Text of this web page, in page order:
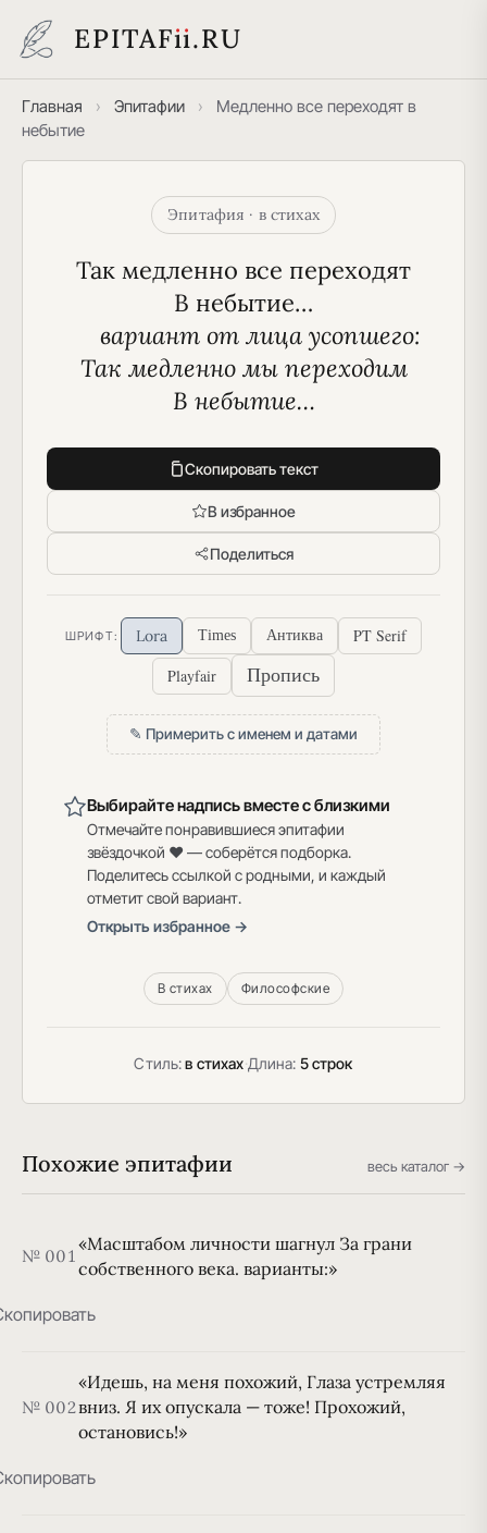
EPITAFii.RU
Главная › Эпитафии ›
Медленно все переходят в
небытие
Эпитафия · в стихах
Так медленно все переходят
В небытие…
вариант от лица усопшего:
Так медленно мы переходим
В небытие…
Скопировать текст
В избранное
Поделиться
ШРИФТ: Lora Times Антиква
PT Serif
Playfair
Пропись
✎ Примерить с именем и датами
Выбирайте надпись вместе с близкими
Отмечайте понравившиеся эпитафии
звёздочкой ♥ — соберётся подборка.
Поделитесь ссылкой с родными, и каждый
отметит свой вариант.
Открыть избранное →
В стихах Философские
Стиль:в стихах·Длина: 5 строк
Похожие эпитафии весь каталог →
№ 001
«Масштабом личности шагнул За грани
собственного века. варианты:»
№ 002
«Идешь, на меня похожий, Глаза устремляя
вниз. Я их опускала — тоже! Прохожий,
остановись!»